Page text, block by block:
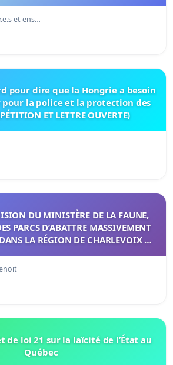
et ens…
pour dire que la Hongrie a besoin
la police et la protection des
ET LETTRE OUVERTE)
DU MINISTÈRE DE LA FAUNE,
PARCS D’ABATTRE MASSIVEMENT
LA RÉGION DE CHARLEVOIX ET
de loi 21 sur la laïcité de l’État au
Québec